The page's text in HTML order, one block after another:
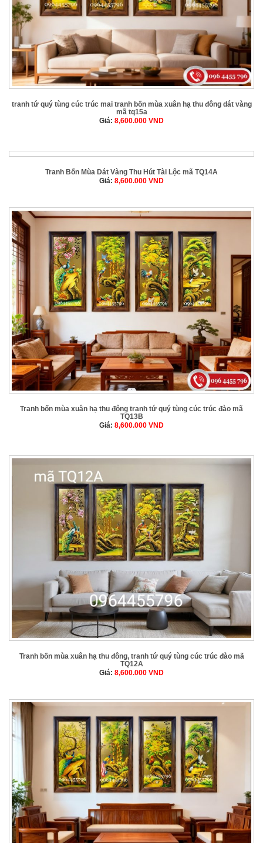
tranh tứ quý tùng cúc trúc mai tranh bốn mùa xuân hạ thu đông dát vàng
mã tq15a
Giá: 8,600.000 VND
Tranh Bốn Mùa Dát Vàng Thu Hút Tài Lộc mã TQ14A
Giá: 8,600.000 VND
Tranh bốn mùa xuân hạ thu đông tranh tứ quý tùng cúc trúc đào mã
TQ13B
Giá: 8,600.000 VND
Tranh bốn mùa xuân hạ thu đông, tranh tứ quý tùng cúc trúc đào mã
TQ12A
Giá: 8,600.000 VND